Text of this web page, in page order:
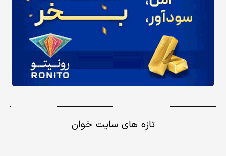
تازه های سایت خوان